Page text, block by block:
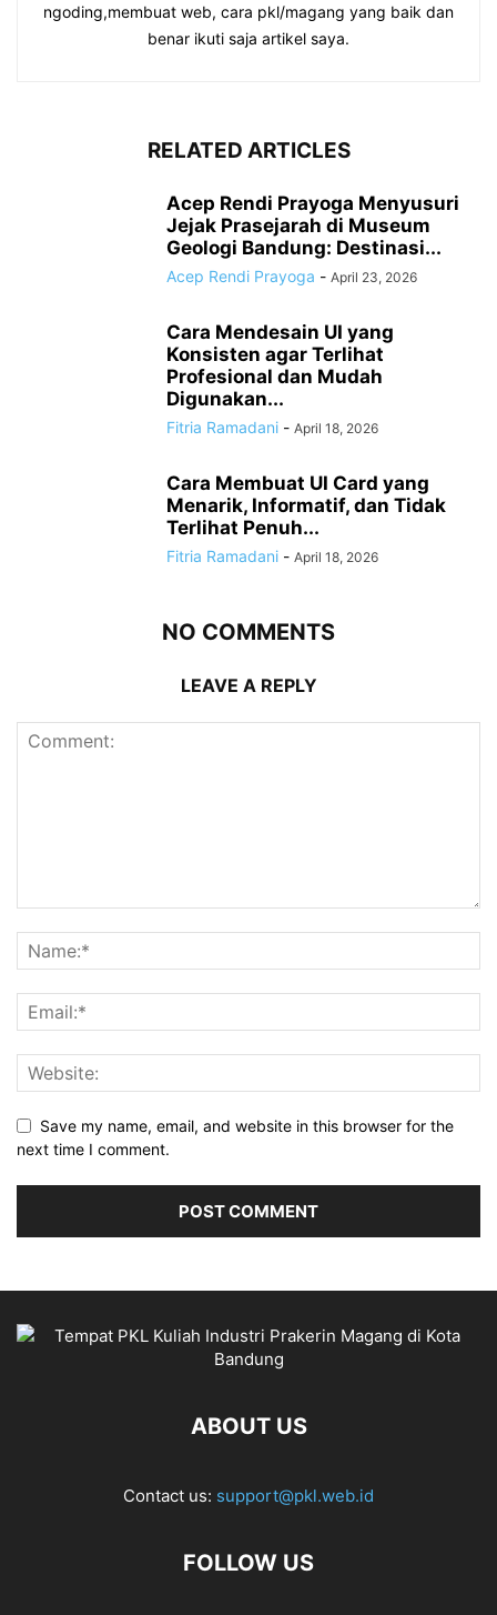
ngoding,membuat web, cara pkl/magang yang baik dan
benar ikuti saja artikel saya.
RELATED ARTICLES
Acep Rendi Prayoga Menyusuri
Jejak Prasejarah di Museum
Geologi Bandung: Destinasi...
Acep Rendi Prayoga - April 23, 2026
Cara Mendesain UI yang
Konsisten agar Terlihat
Profesional dan Mudah
Digunakan...
Fitria Ramadani - April 18, 2026
Cara Membuat UI Card yang
Menarik, Informatif, dan Tidak
Terlihat Penuh...
Fitria Ramadani - April 18, 2026
NO COMMENTS
LEAVE A REPLY
Save my name, email, and website in this browser for the
next time I comment.
ABOUT US
Contact us: support@pkl.web.id
FOLLOW US